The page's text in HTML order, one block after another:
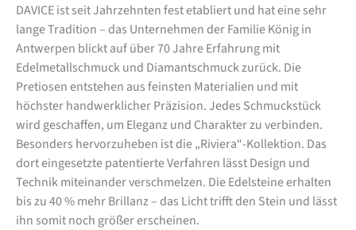
DAVICE ist seit Jahrzehnten fest etabliert und hat eine sehr
lange Tradition – das Unternehmen der Familie König in
Antwerpen blickt auf über 70 Jahre Erfahrung mit
Edelmetallschmuck und Diamantschmuck zurück. Die
Pretiosen entstehen aus feinsten Materialien und mit
höchster handwerklicher Präzision. Jedes Schmuckstück
wird geschaffen, um Eleganz und Charakter zu verbinden.
Besonders hervorzuheben ist die „Riviera“-Kollektion. Das
dort eingesetzte patentierte Verfahren lässt Design und
Technik miteinander verschmelzen. Die Edelsteine erhalten
bis zu 40 % mehr Brillanz – das Licht trifft den Stein und lässt
ihn somit noch größer erscheinen.